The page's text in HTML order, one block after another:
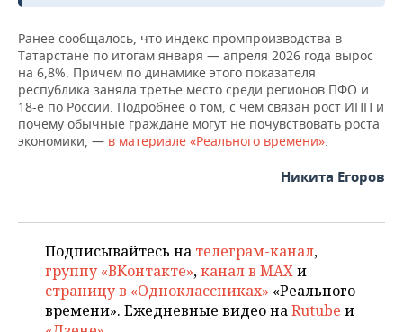
Ранее сообщалось, что индекс промпроизводства в
Татарстане по итогам января — апреля 2026 года вырос
на 6,8%. Причем по динамике этого показателя
республика заняла третье место среди регионов ПФО и
18-е по России. Подробнее о том, с чем связан рост ИПП и
почему обычные граждане могут не почувствовать роста
экономики, — в материале «Реального времени».
Никита Егоров
Подписывайтесь на телеграм-канал,
группу «ВКонтакте»,канал в MAXи
страницу в «Одноклассниках» «Реального
времени». Ежедневные видео наRutube и